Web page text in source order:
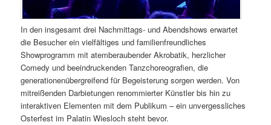
In den insgesamt drei Nachmittags- und Abendshows erwartet
die Besucher ein vielfältiges und familienfreundliches
Showprogramm mit atemberaubender Akrobatik, herzlicher
Comedy und beeindruckenden Tanzchoreografien, die
generationenübergreifend für Begeisterung sorgen werden. Von
mitreißenden Darbietungen renommierter Künstler bis hin zu
interaktiven Elementen mit dem Publikum – ein unvergessliches
Osterfest im Palatin Wiesloch steht bevor.